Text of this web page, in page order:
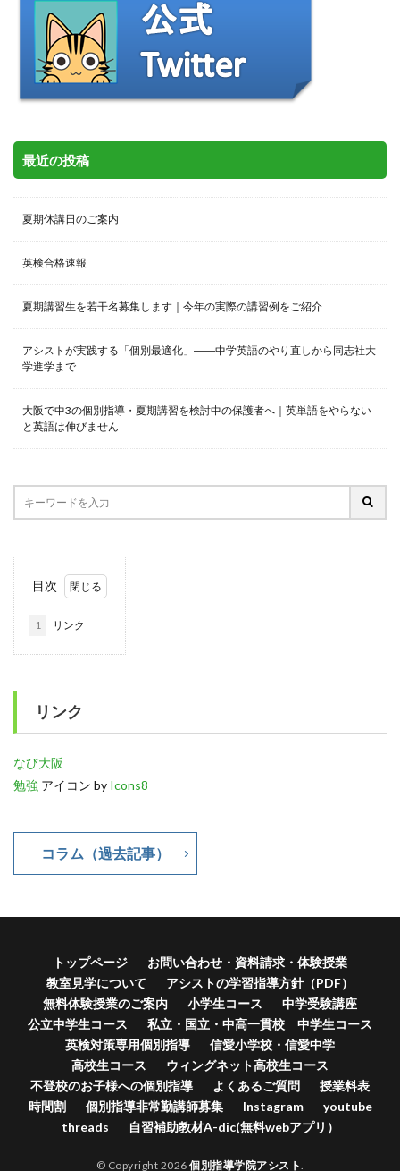
最近の投稿
夏期休講日のご案内
英検合格速報
夏期講習生を若干名募集します｜今年の実際の講習例をご紹介
アシストが実践する「個別最適化」――中学英語のやり直しから同志社大
学進学まで
大阪で中3の個別指導・夏期講習を検討中の保護者へ｜英単語をやらない
と英語は伸びません
目次
1 リンク
リンク
なび大阪
勉強 アイコン by Icons8
コラム（過去記事）
トップページ
お問い合わせ・資料請求・体験授業
教室見学について
アシストの学習指導方針（PDF）
無料体験授業のご案内
小学生コース
中学受験講座
公立中学生コース
私立・国立・中高一貫校 中学生コース
英検対策専用個別指導
信愛小学校・信愛中学
高校生コース
ウィングネット高校生コース
不登校のお子様への個別指導
よくあるご質問
授業料表
時間割
個別指導非常勤講師募集 Instagram
youtube
threads
自習補助教材A-dic(無料webアプリ）
© Copyright 2026 個別指導学院アシスト.